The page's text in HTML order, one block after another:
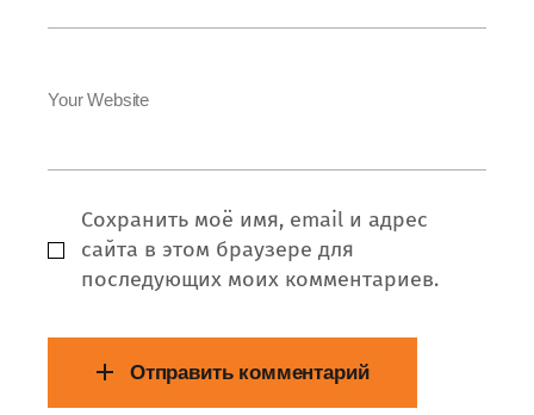
Your Website
Сохранить моё имя, email и адрес
сайта в этом браузере для
последующих моих комментариев.
Отправить комментарий